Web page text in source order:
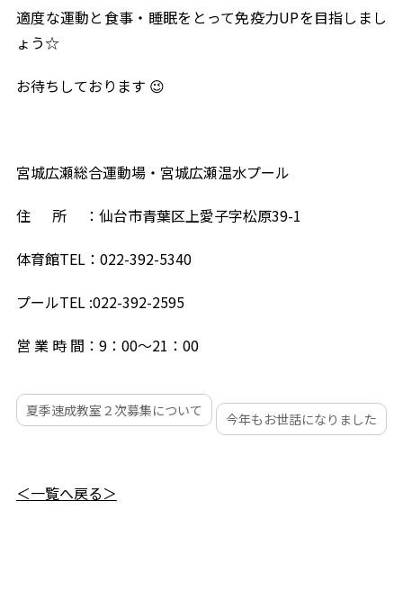
適度な運動と食事・睡眠をとって免疫力UPを目指しまし
ょう☆
お待ちしております 😉
宮城広瀬総合運動場・宮城広瀬温水プール
住 所 ：仙台市青葉区上愛子字松原39-1
体育館TEL：022-392-5340
プールTEL :022-392-2595
営 業 時 間：9：00～21：00
夏季速成教室２次募集について 今年もお世話になりました
＜一覧へ戻る＞